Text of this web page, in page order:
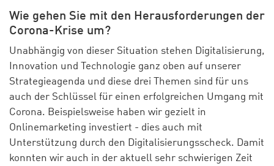
Wie gehen Sie mit den Herausforderungen der
Corona-Krise um?
Unabhängig von dieser Situation stehen Digitalisierung,
Innovation und Technologie ganz oben auf unserer
Strategieagenda und diese drei Themen sind für uns
auch der Schlüssel für einen erfolgreichen Umgang mit
Corona. Beispielsweise haben wir gezielt in
Onlinemarketing investiert - dies auch mit
Unterstützung durch den Digitalisierungsscheck. Damit
konnten wir auch in der aktuell sehr schwierigen Zeit